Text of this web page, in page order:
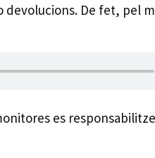
devolucions. De fet, pel
es